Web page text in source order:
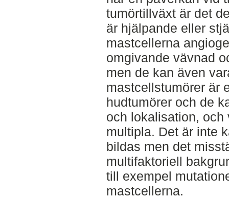
tumörtillväxt är det
är hjälpande eller
mastcellerna
omgivande vävnad
men de kan även
mastcellstumörer är
hudtumörer och de
och lokalisation, och
multipla. Det är inte
bildas men det
multifaktoriell
till exempel
mastcellerna.